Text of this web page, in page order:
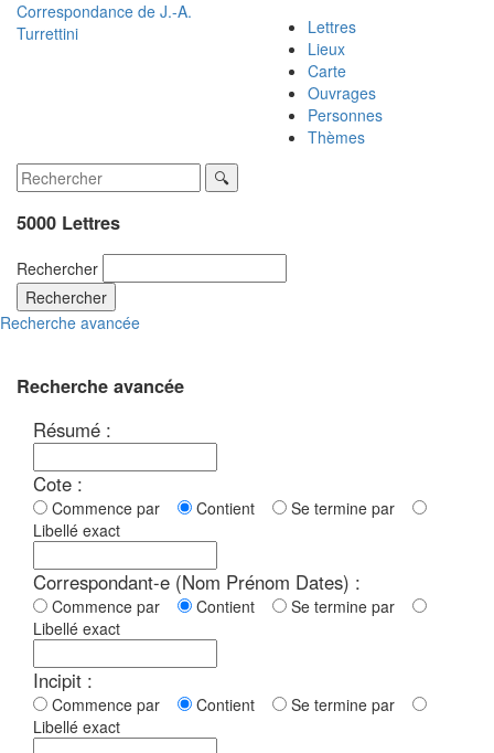
Correspondance de J.-A.
Turrettini
Lettres
Lieux
Carte
Ouvrages
Personnes
Thèmes
5000 Lettres
Rechercher
Rechercher
Recherche avancée
Recherche avancée
Résumé :
Cote :
Commence par Contient
Se termine par
Libellé exact
Correspondant-e (Nom Prénom Dates) :
Commence par Contient
Se termine par
Libellé exact
Incipit :
Commence par Contient
Se termine par
Libellé exact